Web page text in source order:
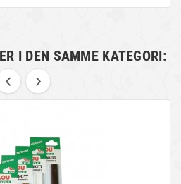
I DEN SAMME KATEGORI: